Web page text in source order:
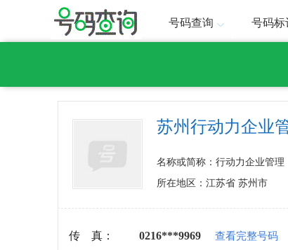
号码查询 号码标
苏州行动力企业
名称或简称：行动力企业管理
所在地区：江苏省 苏州市
传 真： 0216***9969 查看完整号码